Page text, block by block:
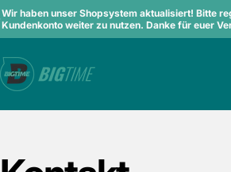
Direkt zum Inhalt
Wir haben unser Shopsystem aktualisiert! Bitte
Kundenkonto weiter zu nutzen. Danke für euer
Pause
Bigtime.de